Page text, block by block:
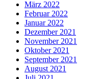
März 2022
Februar 2022
Januar 2022
Dezember 2021
November 2021
Oktober 2021
September 2021
August 2021